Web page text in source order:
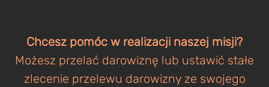
Chcesz pomóc w realizacji naszej misji?
Możesz przelać darowiznę lub ustawić stałe
zlecenie przelewu darowizny ze swojego